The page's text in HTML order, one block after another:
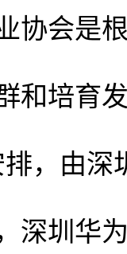
协会是
和培育
，由
深圳华